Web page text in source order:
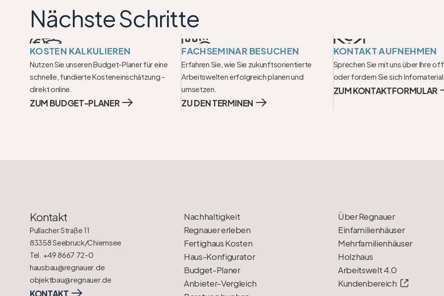
Nächste Schritte
KOSTEN KALKULIEREN
Nutzen Sie unseren Budget-Planer für eine
schnelle, fundierte Kosteneinschätzung -
direkt online.
ZUM BUDGET-PLANER
FACHSEMINAR BESUCHEN
Erfahren Sie, wie Sie zukunftsorientierte
Arbeitswelten erfolgreich planen und
umsetzen.
ZU DEN TERMINEN
KONTAKT AUFNEHMEN
Sprechen Sie mit uns über Ihre
oder fordern Sie sich Infomaterial
ZUM KONTAKTFORMULAR
Kontakt
Pullacher Straße 11
83358 Seebruck/Chiemsee
Tel. +49 8667 72-0
hausbau@regnauer.de
objektbau@regnauer.de
KONTAKT
Nachhaltigkeit
Regnauer erleben
Fertighaus Kosten
Haus-Konfigurator
Budget-Planer
Anbieter-Vergleich
Über Regnauer
Einfamilienhäuser
Mehrfamilienhäuser
Holzhaus
Arbeitswelt 4.0
Kundenbereich